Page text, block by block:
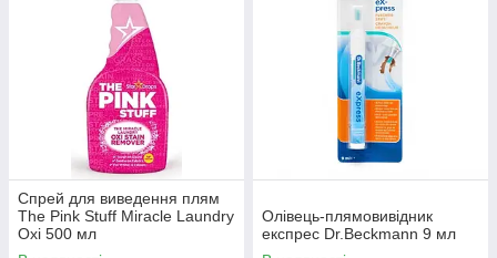
Спрей для виведення плям
The Pink Stuff Miracle Laundry
Oxi 500 мл
Олівець-плямовивідник
експрес Dr.Beckmann 9 мл